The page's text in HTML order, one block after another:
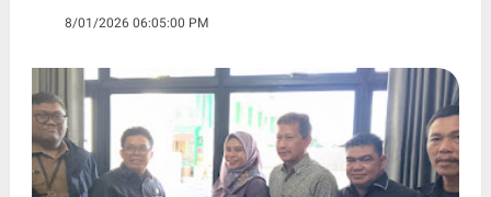
8/01/2026 06:05:00 PM